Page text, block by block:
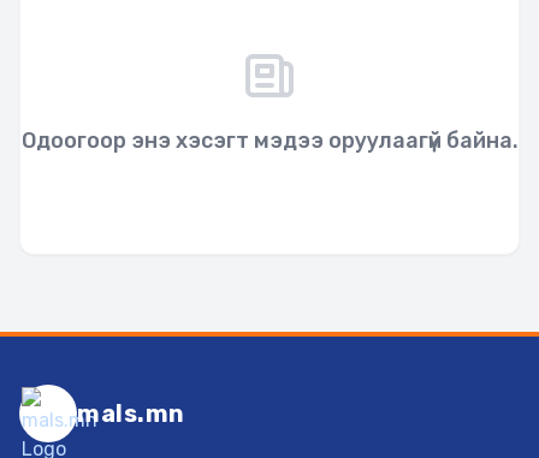
Одоогоор энэ хэсэгт мэдээ оруулаагүй байна.
mals.mn